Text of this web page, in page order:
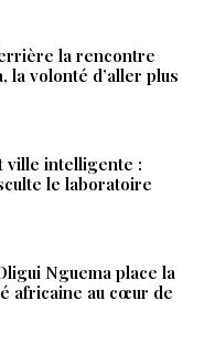
la rencontre
la volonté d’aller plus
ville intelligente :
le laboratoire
Nguema place la
africaine au cœur de